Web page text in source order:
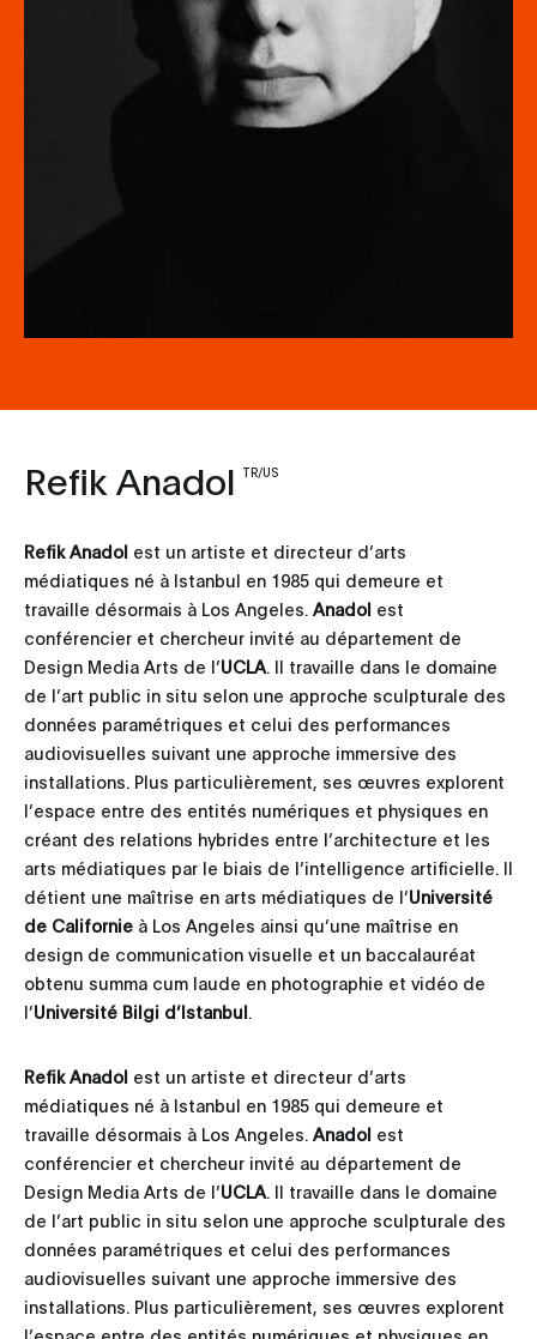
Refik Anadol TR/US
Refik Anadol est un artiste et directeur d’arts
médiatiques né à Istanbul en 1985 qui demeure et
travaille désormais à Los Angeles. Anadol est
conférencier et chercheur invité au département de
Design Media Arts de l’UCLA . Il travaille dans le domaine
de l’art public in situ selon une approche sculpturale des
données paramétriques et celui des performances
audiovisuelles suivant une approche immersive des
installations. Plus particulièrement, ses œuvres explorent
l’espace entre des entités numériques et physiques en
créant des relations hybrides entre l’architecture et les
arts médiatiques par le biais de l’intelligence artificielle. Il
détient une maîtrise en arts médiatiques de l’Université
de Californie à Los Angeles ainsi qu’une maîtrise en
design de communication visuelle et un baccalauréat
obtenu summa cum laude en photographie et vidéo de
l’Université Bilgi d’Istanbul
Refik Anadol est un artiste et directeur d’arts
médiatiques né à Istanbul en 1985 qui demeure et
travaille désormais à Los Angeles. Anadol est
conférencier et chercheur invité au département de
Design Media Arts de l’UCLA . Il travaille dans le domaine
de l’art public in situ selon une approche sculpturale des
données paramétriques et celui des performances
audiovisuelles suivant une approche immersive des
installations. Plus particulièrement, ses œuvres explorent
l’espace entre des entités numériques et physiques en